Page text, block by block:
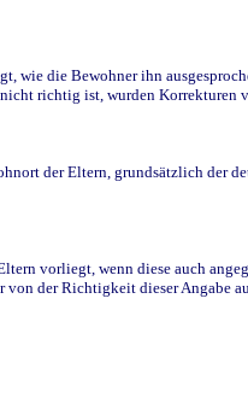
wie die Bewohner ihn
richtig ist, wurden Korrekturen
der Eltern, grundsätzlich der
vorliegt, wenn diese auch
der Richtigkeit dieser Angabe